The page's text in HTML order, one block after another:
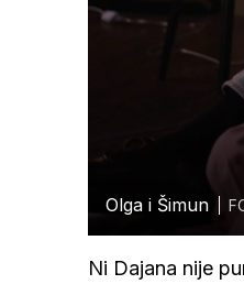
Olga i Šimun
Ni Dajana nije